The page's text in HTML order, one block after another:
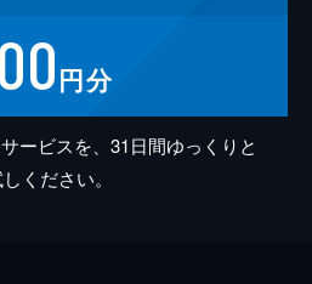
円分
ービスを、31日間ゆっくりと
ください。